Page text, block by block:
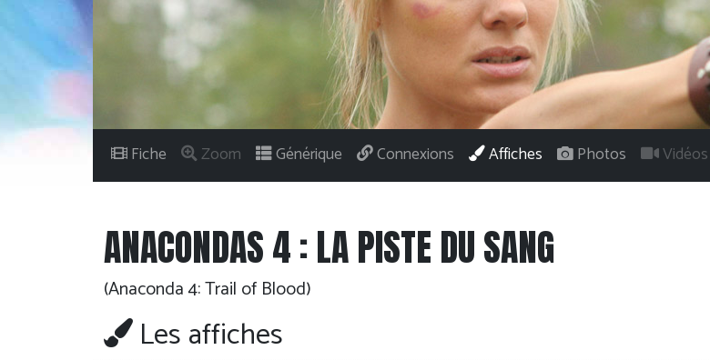
Fiche Zoom Générique Connexions Affiches Photos Vidéos
ANACONDAS 4 : LA PISTE DU SANG
(Anaconda 4: Trail of Blood)
Les affiches